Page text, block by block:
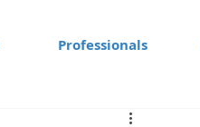
Professionals